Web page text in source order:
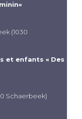
«
(1030
et enfants « Des
Schaerbeek)